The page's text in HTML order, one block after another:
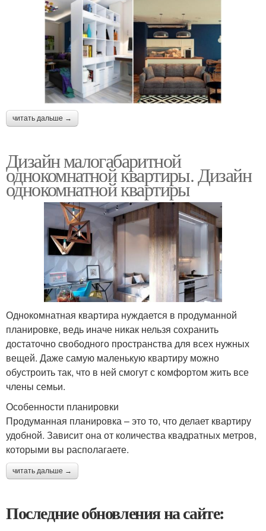
читать дальше →
Дизайн малогабаритной
однокомнатной квартиры. Дизайн
однокомнатной квартиры
Однокомнатная квартира нуждается в продуманной
планировке, ведь иначе никак нельзя сохранить
достаточно свободного пространства для всех нужных
вещей. Даже самую маленькую квартиру можно
обустроить так, что в ней смогут с комфортом жить все
члены семьи.
Особенности планировки
Продуманная планировка – это то, что делает квартиру
удобной. Зависит она от количества квадратных метров,
которыми вы располагаете.
читать дальше →
Последние обновления на сайте: